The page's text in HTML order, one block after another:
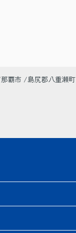
那覇市
島尻郡八重瀬町